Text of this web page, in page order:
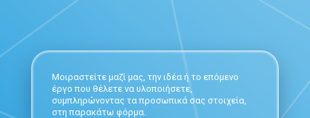
Μοιραστείτε μαζί μας, την ιδέα ή το επόμενο
έργο που θέλετε να υλοποιήσετε,
συμπληρώνοντας τα προσωπικά σας στοιχεία,
στη παρακάτω φόρμα.